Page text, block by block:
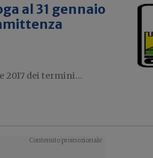
al 31 gennaio
2017 dei termini...